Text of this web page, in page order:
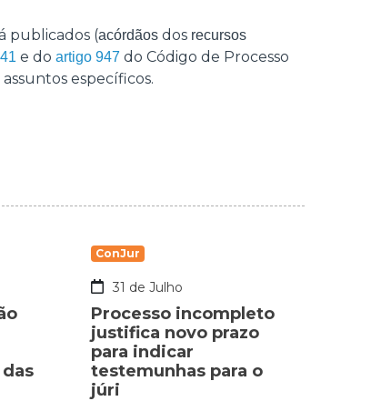
publicados (acórdãos dos recursos
e do artigo 947 do Código de Processo
específicos.
ConJur
31 de Julho
Processo incompleto
justifica novo prazo
para indicar
testemunhas para o
júri